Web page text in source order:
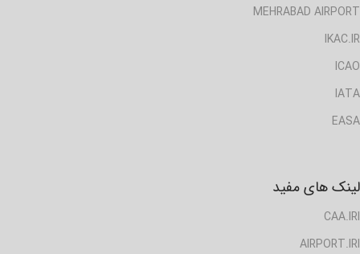
MEHRABAD AIRPORT
IKAC.IR
ICAO
IATA
EASA
لینک های مفید
CAA.IRI
AIRPORT.IRI